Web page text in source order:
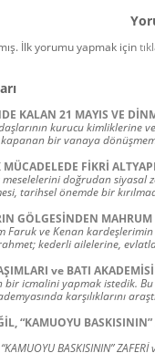
İlk yorumu yapmak için
KALAN 21 MAYIS VE
kurucu kimliklerine
kapanan bir vanaya
FİKRİ
doğrudan siyasal
tarihsel önemde bir
GÖLGESİNDEN
Faruk ve Kenan kardeşlerimin
kederli ailelerine,
ve BATI AKADEMİSİ
icmalini yapmak istedik. Bu
karşılıklarını
“KAMUOYU
BASKISININ”